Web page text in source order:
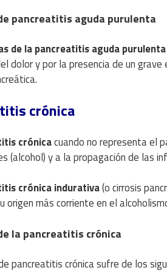
pancreatitis aguda purulenta
de la pancreatitis aguda
dolor y por la presencia de un
crónica
crónicacuando no representa el
(alcohol) y a la propagación de las
crónica indurativa(o cirrosis
origen más corriente en el
la pancreatitis crónica
pancreatitis crónica sufre de los